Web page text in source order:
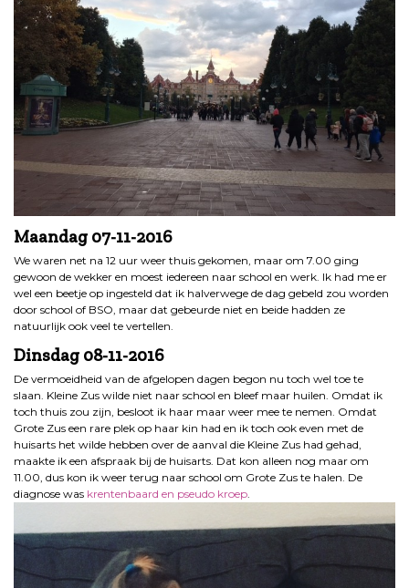
Maandag 07-11-2016
We waren net na 12 uur weer thuis gekomen, maar om 7.00 ging
gewoon de wekker en moest iedereen naar school en werk. Ik had me er
wel een beetje op ingesteld dat ik halverwege de dag gebeld zou worden
door school of BSO, maar dat gebeurde niet en beide hadden ze
natuurlijk ook veel te vertellen.
Dinsdag 08-11-2016
De vermoeidheid van de afgelopen dagen begon nu toch wel toe te
slaan. Kleine Zus wilde niet naar school en bleef maar huilen. Omdat ik
toch thuis zou zijn, besloot ik haar maar weer mee te nemen. Omdat
Grote Zus een rare plek op haar kin had en ik toch ook even met de
huisarts het wilde hebben over de aanval die Kleine Zus had gehad,
maakte ik een afspraak bij de huisarts. Dat kon alleen nog maar om
11.00, dus kon ik weer terug naar school om Grote Zus te halen. De
diagnose was krentenbaard en pseudo kroep.